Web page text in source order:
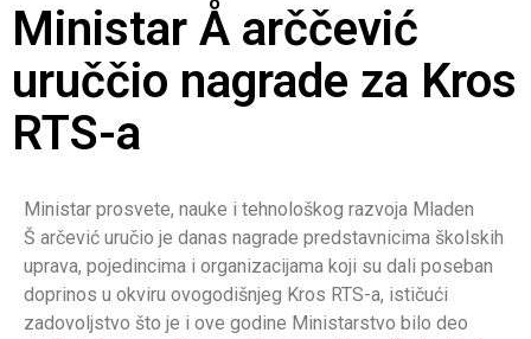
Ministar Å arččević
uruččio nagrade za Kros
RTS-a
Ministar prosvete, nauke i tehnološkog razvoja Mladen
Š arčević uručio je danas nagrade predstavnicima školskih
uprava, pojedincima i organizacijama koji su dali poseban
doprinos u okviru ovogodišnjeg Kros RTS-a, ističući
zadovoljstvo što je i ove godine Ministarstvo bilo deo